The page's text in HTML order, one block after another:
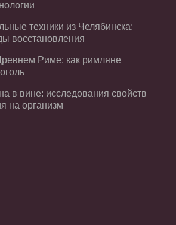
техники из Челябинска:
восстановления
Риме: как римляне
в вине: исследования свойств
на организм